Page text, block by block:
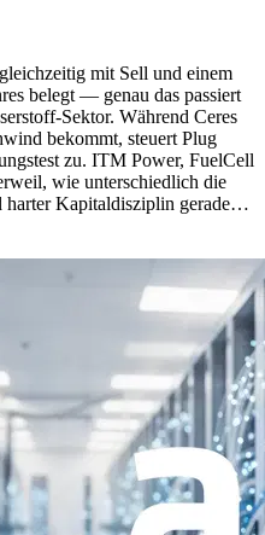
mit Sell und einem
belegt — genau das passiert
Sektor. Während Ceres
bekommt, steuert Plug
zu. ITM Power, FuelCell
wie unterschiedlich die
harter Kapitaldisziplin gerade…